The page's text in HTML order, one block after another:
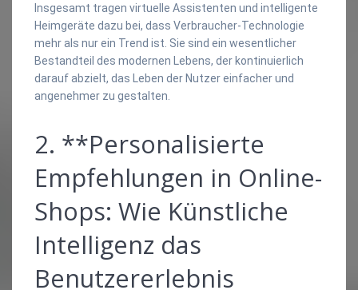
Insgesamt tragen virtuelle Assistenten und intelligente
Heimgeräte dazu bei, dass Verbraucher-Technologie
mehr als nur ein Trend ist. Sie sind ein wesentlicher
Bestandteil des modernen Lebens, der kontinuierlich
darauf abzielt, das Leben der Nutzer einfacher und
angenehmer zu gestalten.
2. **Personalisierte
Empfehlungen in Online-
Shops: Wie Künstliche
Intelligenz das
Benutzererlebnis